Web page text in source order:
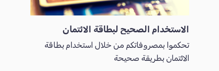
الاستخدام الصحيح لبطاقة الائتمان
تحكموا بمصروفاتكم من خلال استخدام بطاقة
الائتمان بطريقة صحيحة